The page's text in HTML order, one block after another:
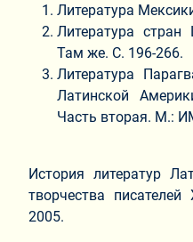
Литература
Литература
Там же. С. 196-266.
Литература
Латинской
Часть вторая. М.:
История литератур
творчества
2005.